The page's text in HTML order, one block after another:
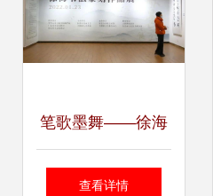
笔歌墨舞——徐海
书法篆刻作品展今
查看详情